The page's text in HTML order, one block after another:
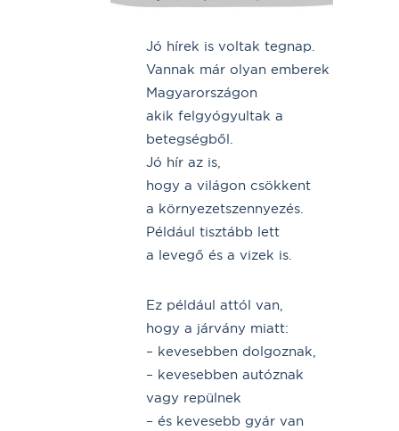
Jó hírek is voltak tegnap.
Vannak már olyan emberek
Magyarországon
akik felgyógyultak a
betegségből.
Jó hír az is,
hogy a világon csökkent
a környezetszennyezés.
Például tisztább lett
a levegő és a vizek is.
Ez például attól van,
hogy a járvány miatt:
– kevesebben dolgoznak,
– kevesebben autóznak
vagy repülnek
– és kevesebb gyár van